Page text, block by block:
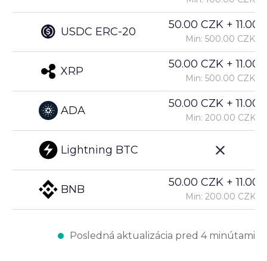
USDC ERC-20
XRP
ADA
Lightning BTC
BNB
50.00 CZK +
Min: 500.00 CZK
50.00 CZK +
Min: 500.00 CZK
50.00 CZK +
Min: 200.00 CZK
50.00 CZK +
Min: 200.00 CZK
Posledná aktualizácia pred 4 minútami